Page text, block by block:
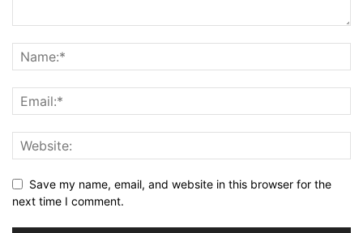
Save my name, email, and website in this browser for the
next time I comment.